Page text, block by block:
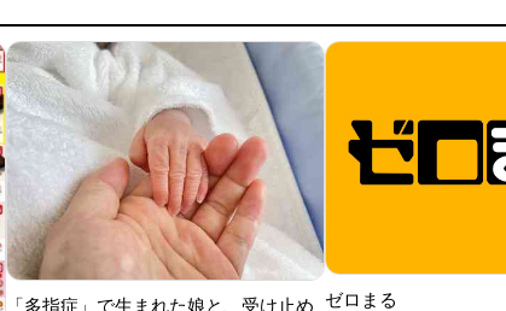
「多指症」で生まれた娘と、受け止め ゼロまる